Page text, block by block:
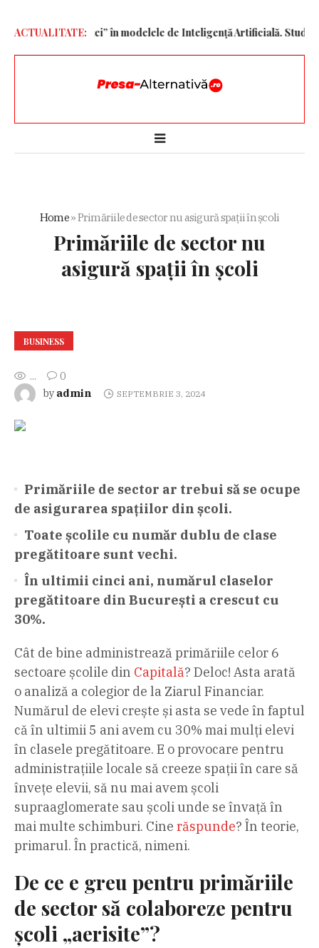
ACTUALITATE:
al conștiinței” în modelele de Inteligență Artificială. Studiul
Home»Primăriile de sector nu asigură spații în școli
Primăriile de sector nu
asigură spații în școli
BUSINESS
...
0
by admin SEPTEMBRIE 3, 2024
Primăriile de sector ar trebui să se ocupe
de asigurarea spațiilor din școli.
Toate școlile cu număr dublu de clase
pregătitoare sunt vechi.
În ultimii cinci ani, numărul claselor
pregătitoare din București a crescut cu
30%.
Cât de bine administrează primăriile celor 6
sectoare școlile din Capitală? Deloc! Asta arată
o analiză a colegior de la Ziarul Financiar.
Numărul de elevi crește și asta se vede în faptul
că în ultimii 5 ani avem cu 30% mai mulți elevi
în clasele pregătitoare. E o provocare pentru
administrațiile locale să creeze spații în care să
învețe elevii, să nu mai avem școli
supraaglomerate sau școli unde se învață în
mai multe schimburi. Cine răspunde? În teorie,
primarul. În practică, nimeni.
De ce e greu pentru primăriile
de sector să colaboreze pentru
școli „aerisite”?